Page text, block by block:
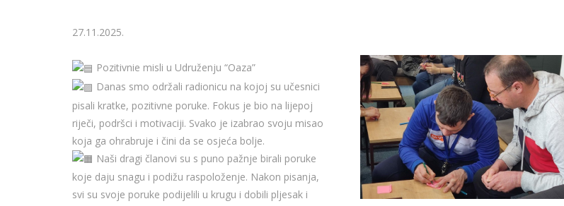
27.11.2025.
Pozitivnie misli u Udruženju “Oaza”
Danas smo održali radionicu na kojoj su učesnici
pisali kratke, pozitivne poruke. Fokus je bio na lijepoj
riječi, podršci i motivaciji. Svako je izabrao svoju misao
koja ga ohrabruje i čini da se osjeća bolje.
Naši dragi članovi su s puno pažnje birali poruke
koje daju snagu i podižu raspoloženje. Nakon pisanja,
svi su svoje poruke podijelili u krugu i dobili pljesak i